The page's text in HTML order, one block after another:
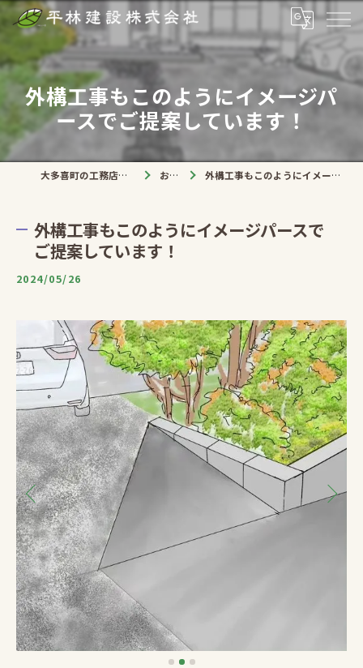
外構工事もこのようにイメージパ
ースでご提案しています！
大多喜町の工務店なら平林建設株式会社 お知らせ 外構工事もこのようにイメージパースでご提案しています！
外構工事もこのようにイメージパースで
ご提案しています！
2024/05/26